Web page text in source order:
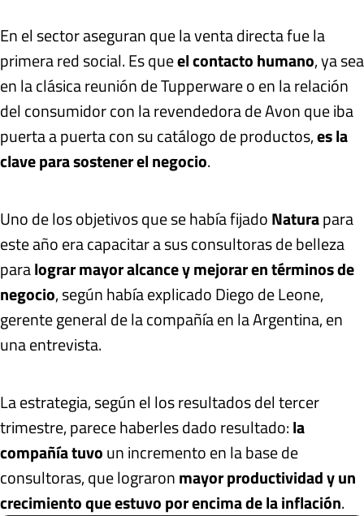
En el sector aseguran que la venta directa fue la
primera red social. Es queel contacto humano, ya sea
en la clásica reunión de Tupperware o en la relación
del consumidor con la revendedora de Avon que iba
puerta a puerta con su catálogo de productos,es la
clave para sostener el negocio.
Uno de los objetivos que se había fijadoNaturapara
este año era capacitar a sus consultoras de belleza
paralograr mayor alcance y mejorar en términos de
negocio, según había explicado Diego de Leone,
gerente general de la compañía en la Argentina, en
una entrevista.
La estrategia, según el los resultados del tercer
trimestre, parece haberles dado resultado:la
compañía tuvoun incremento en la base de
consultoras, que lograronmayor productividad y un
crecimiento que estuvo por encima de la inflación.